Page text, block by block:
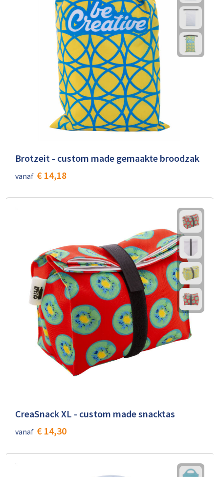
Brotzeit - custom made gemaakte broodzak
vanaf € 14,18
CreaSnack XL - custom made snacktas
vanaf € 14,30